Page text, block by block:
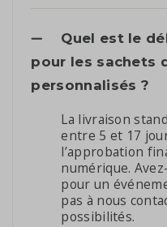
Quel est le
pour les sachets
personnalisés ?
La livraison
entre 5 et 17
l’approbation
numérique.
pour un
pas à nous
possibilités.